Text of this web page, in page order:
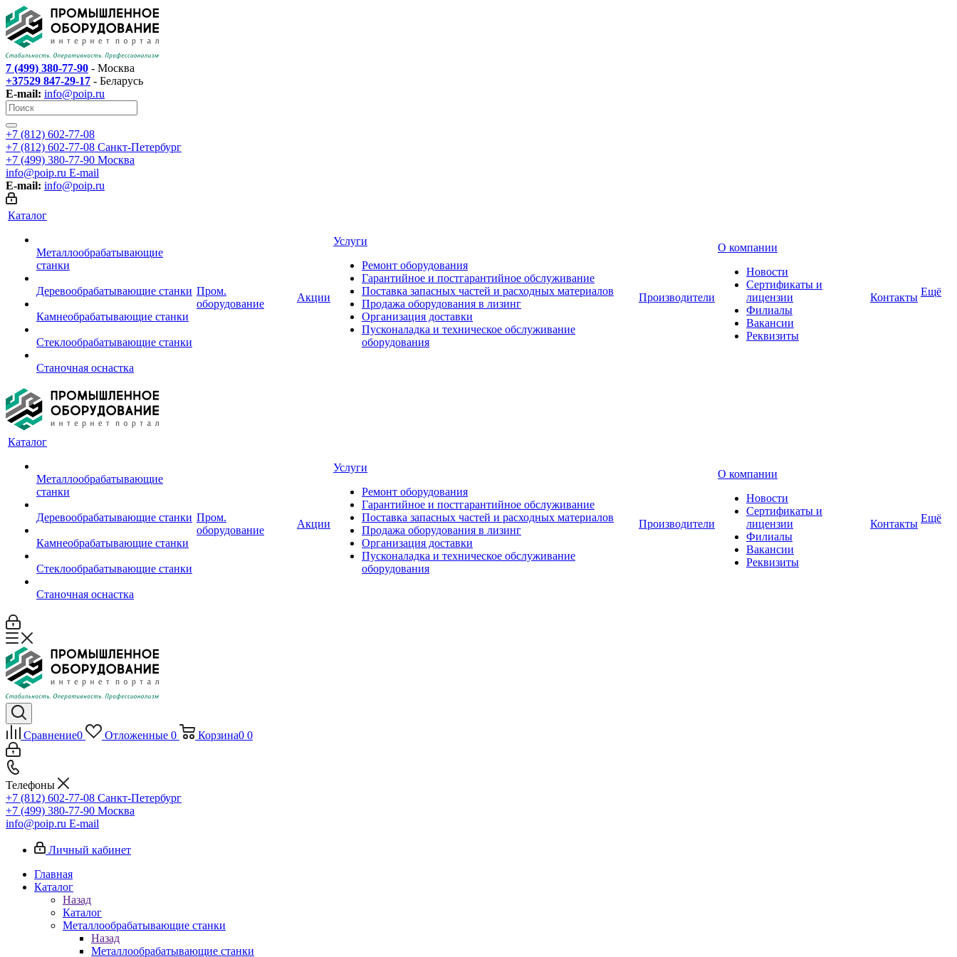
7 (499) 380-77-90 - Москва
+37529 847-29-17 - Беларусь
E-mail: info@poip.ru
+7 (812) 602-77-08
+7 (812) 602-77-08 Санкт-Петербург
+7 (499) 380-77-90 Москва
info@poip.ru E-mail
E-mail: info@poip.ru
Каталог
Металлообрабатывающие
станки
Деревообрабатывающие станки
Камнеобрабатывающие станки
Стеклообрабатывающие станки
Станочная оснастка
Пром.
оборудование
Акции
Услуги
Ремонт оборудования
Гарантийное и постгарантийное обслуживание
Поставка запасных частей и расходных материалов
Продажа оборудования в лизинг
Организация доставки
Пусконаладка и техническое обслуживание
оборудования
Производители
О компании
Новости
Сертификаты и
лицензии
Филиалы
Вакансии
Реквизиты
Контакты Ещё
Каталог
Металлообрабатывающие
станки
Деревообрабатывающие станки
Камнеобрабатывающие станки
Стеклообрабатывающие станки
Станочная оснастка
Пром.
оборудование
Акции
Услуги
Ремонт оборудования
Гарантийное и постгарантийное обслуживание
Поставка запасных частей и расходных материалов
Продажа оборудования в лизинг
Организация доставки
Пусконаладка и техническое обслуживание
оборудования
Производители
О компании
Новости
Сертификаты и
лицензии
Филиалы
Вакансии
Реквизиты
Контакты Ещё
Сравнение0 Отложенные 0 Корзина0 0
Телефоны
+7 (812) 602-77-08 Санкт-Петербург
+7 (499) 380-77-90 Москва
info@poip.ru E-mail
Личный кабинет
Главная
Каталог
Назад
Каталог
Металлообрабатывающие станки
Назад
Металлообрабатывающие станки